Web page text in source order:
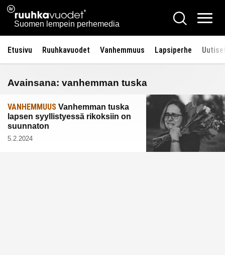
Siirry
sisältöön
Ruuhkavuodet.fi
Suomen lempein perhemedia
Hae
Etusivu Ruuhkavuodet Vanhemmuus Lapsiperhe
Avainsana: vanhemman tuska
VANHEMMUUS Vanhemman tuska
lapsen syyllistyessä rikoksiin on
suunnaton
5.2.2024